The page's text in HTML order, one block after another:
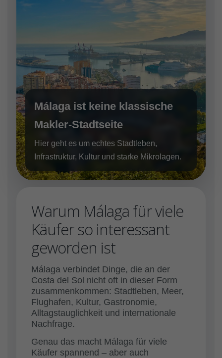
Málaga ist keine klassische
Makler-Stadtseite
Hier geht es um echtes Stadtleben,
Infrastruktur, Kultur und starke Mikrolagen.
Warum Málaga für viele
Käufer so interessant
geworden ist
Málaga verbindet Dinge, die an der
Costa del Sol nicht oft in dieser Form
zusammenkommen: Stadtleben, Meer,
Flughafen, Kultur, Gastronomie,
Alltagstauglichkeit und internationale
Nachfrage.
Genau das macht Málaga für viele
Käufer spannend – aber auch